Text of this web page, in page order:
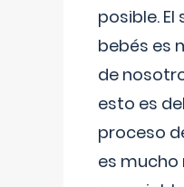
posible. El
bebés es
de
esto es
proceso
es mucho